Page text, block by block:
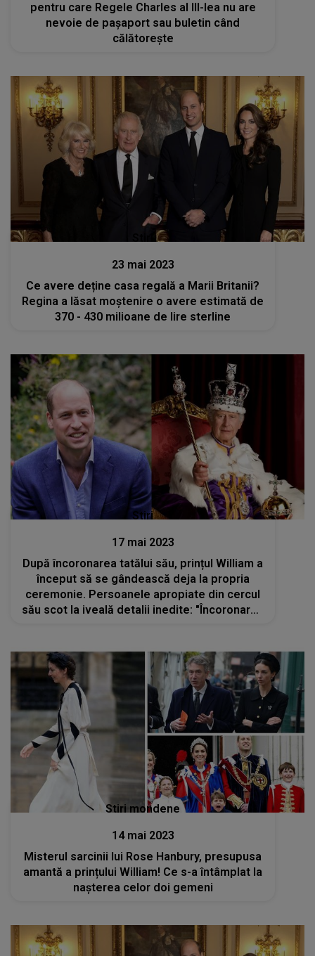
pentru care Regele Charles al III-lea nu are
nevoie de pașaport sau buletin când
călătorește
23 mai 2023
Ce avere deține casa regală a Marii Britanii?
Regina a lăsat moștenire o avere estimată de
370 - 430 milioane de lire sterline
Stiri
17 mai 2023
După încoronarea tatălui său, prințul William a
început să se gândească deja la propria
ceremonie. Persoanele apropiate din cercul
său scot la iveală detalii inedite: "Încoronarea
Stiri mondene
14 mai 2023
Misterul sarcinii lui Rose Hanbury, presupusa
amantă a prințului William! Ce s-a întâmplat la
nașterea celor doi gemeni